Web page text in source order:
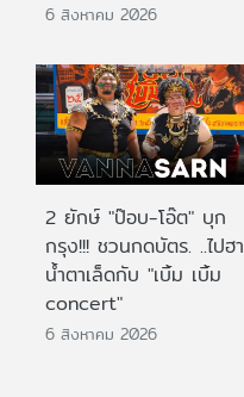
6 สิงหาคม 2026
2 ยักษ์ "ป๊อบ-โอ๊ต" บุก
กรุง!!! ชวนกดบัตร. ..ไปฮา
น้ำตาเล็ดกับ "เบิ้ม เบิ้ม
concert"
6 สิงหาคม 2026